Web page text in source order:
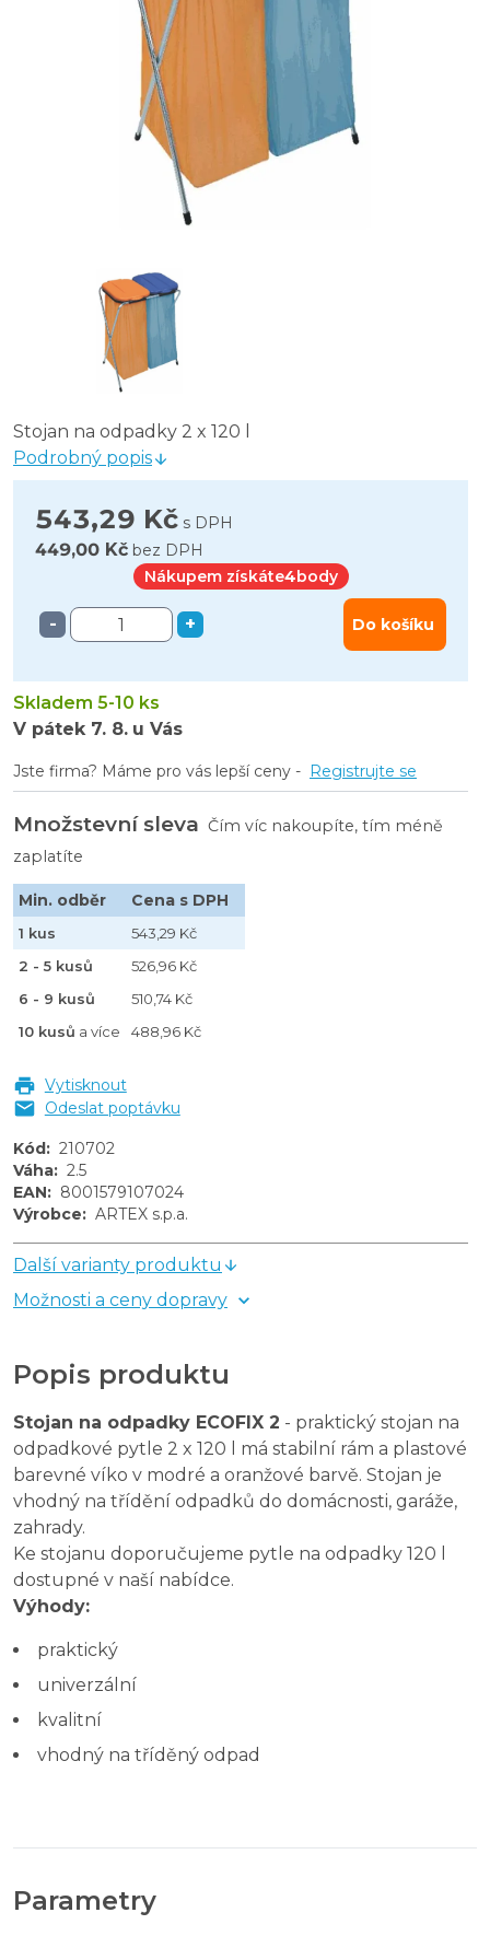
Stojan na odpadky 2 x 120 l
Podrobný popis
543,29 Kč s DPH
449,00 Kč bez DPH
Nákupem získáte4body
- + Do košíku
Skladem 5-10 ks
V pátek 7. 8. u Vás
Jste firma? Máme pro vás lepší ceny - Registrujte se
Množstevní sleva Čím víc nakoupíte, tím méně
zaplatíte
Min. odběr Cena s DPH
1 kus
543,29 Kč
2 - 5 kusů
526,96 Kč
6 - 9 kusů
510,74 Kč
10 kusů a více 488,96 Kč
Vytisknout
Odeslat poptávku
Kód: 210702
Váha: 2.5
EAN: 8001579107024
Výrobce: ARTEX s.p.a.
Další varianty produktu
Možnosti a ceny dopravy
Popis produktu
Stojan na odpadky ECOFIX 2 - praktický stojan na
odpadkové pytle 2 x 120 l má stabilní rám a plastové
barevné víko v modré a oranžové barvě. Stojan je
vhodný na třídění odpadků do domácnosti, garáže,
zahrady.
Ke stojanu doporučujeme pytle na odpadky 120 l
dostupné v naší nabídce.
Výhody:
praktický
univerzální
kvalitní
vhodný na tříděný odpad
Parametry